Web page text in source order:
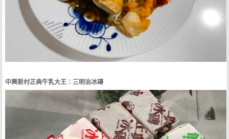
中興新村正典牛乳大王：三明治冰磚